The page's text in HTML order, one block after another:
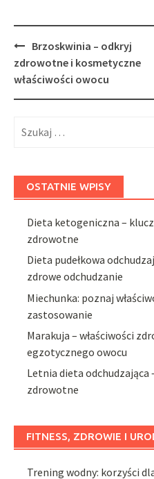
Post
navigation
Brzoskwinia – odkryj
zdrowotne i kosmetyczne
właściwości owocu
OSTATNIE WPISY
Dieta ketogeniczna –
zdrowotne
Dieta pudełkowa
zdrowe odchudzanie
Miechunka: poznaj
zastosowanie
Marakuja – właściwości
egzotycznego owocu
Letnia dieta odchudzająca
zdrowotne
FITNESS, ZDROWIE I
Trening wodny: korzyści